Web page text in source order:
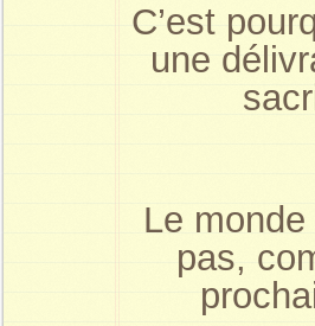
C’est
une
Le
pas,